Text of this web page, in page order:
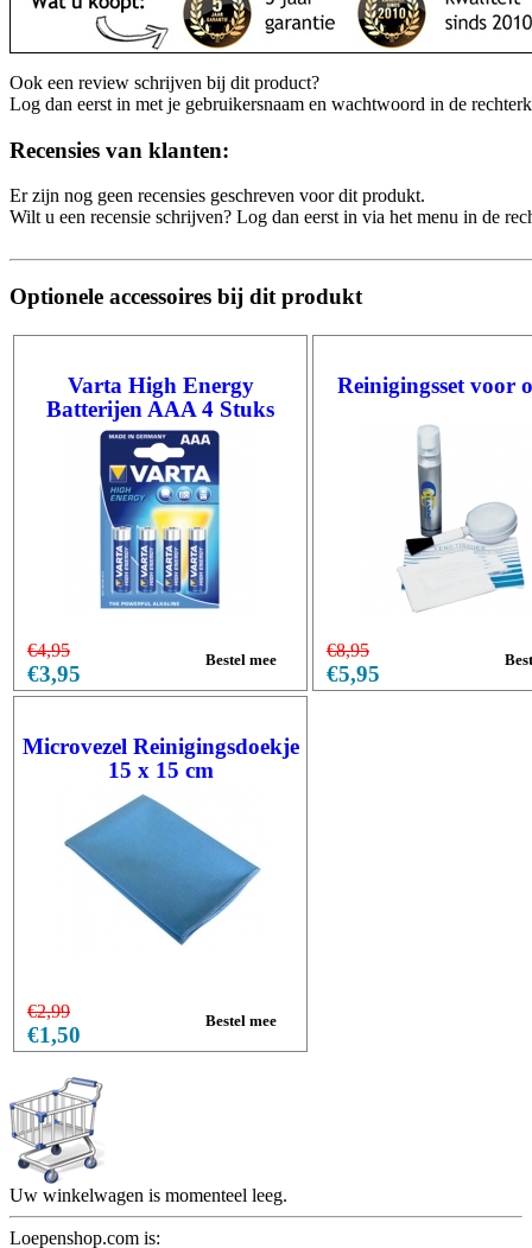
Ook een review schrijven bij dit product?
Log dan eerst in met je gebruikersnaam en wachtwoord in de
Recensies van klanten:
Er zijn nog geen recensies geschreven voor dit produkt.
Wilt u een recensie schrijven? Log dan eerst in via het menu in de
Optionele accessoires bij dit produkt
Varta High Energy
Batterijen AAA 4 Stuks
€4,95
€3,95
Reinigingsset voor
€8,95
€5,95
Microvezel Reinigingsdoekje
15 x 15 cm
€2,99
€1,50
Uw winkelwagen is momenteel leeg.
Loepenshop.com is: